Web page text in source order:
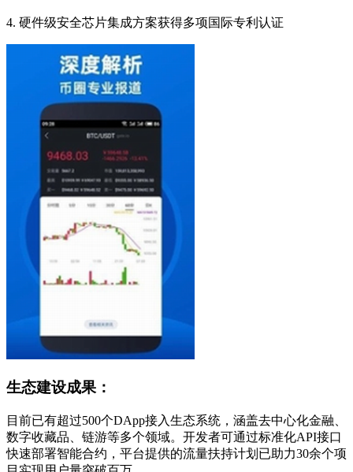
4. 硬件级安全芯片集成方案获得多项国际专利认证
生态建设成果：
目前已有超过500个DApp接入生态系统，涵盖去中心化金融、
数字收藏品、链游等多个领域。开发者可通过标准化API接口
快速部署智能合约，平台提供的流量扶持计划已助力30余个项